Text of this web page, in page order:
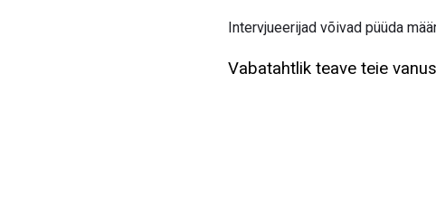
Intervjueerijad võivad püüda
Vabatahtlik teave teie